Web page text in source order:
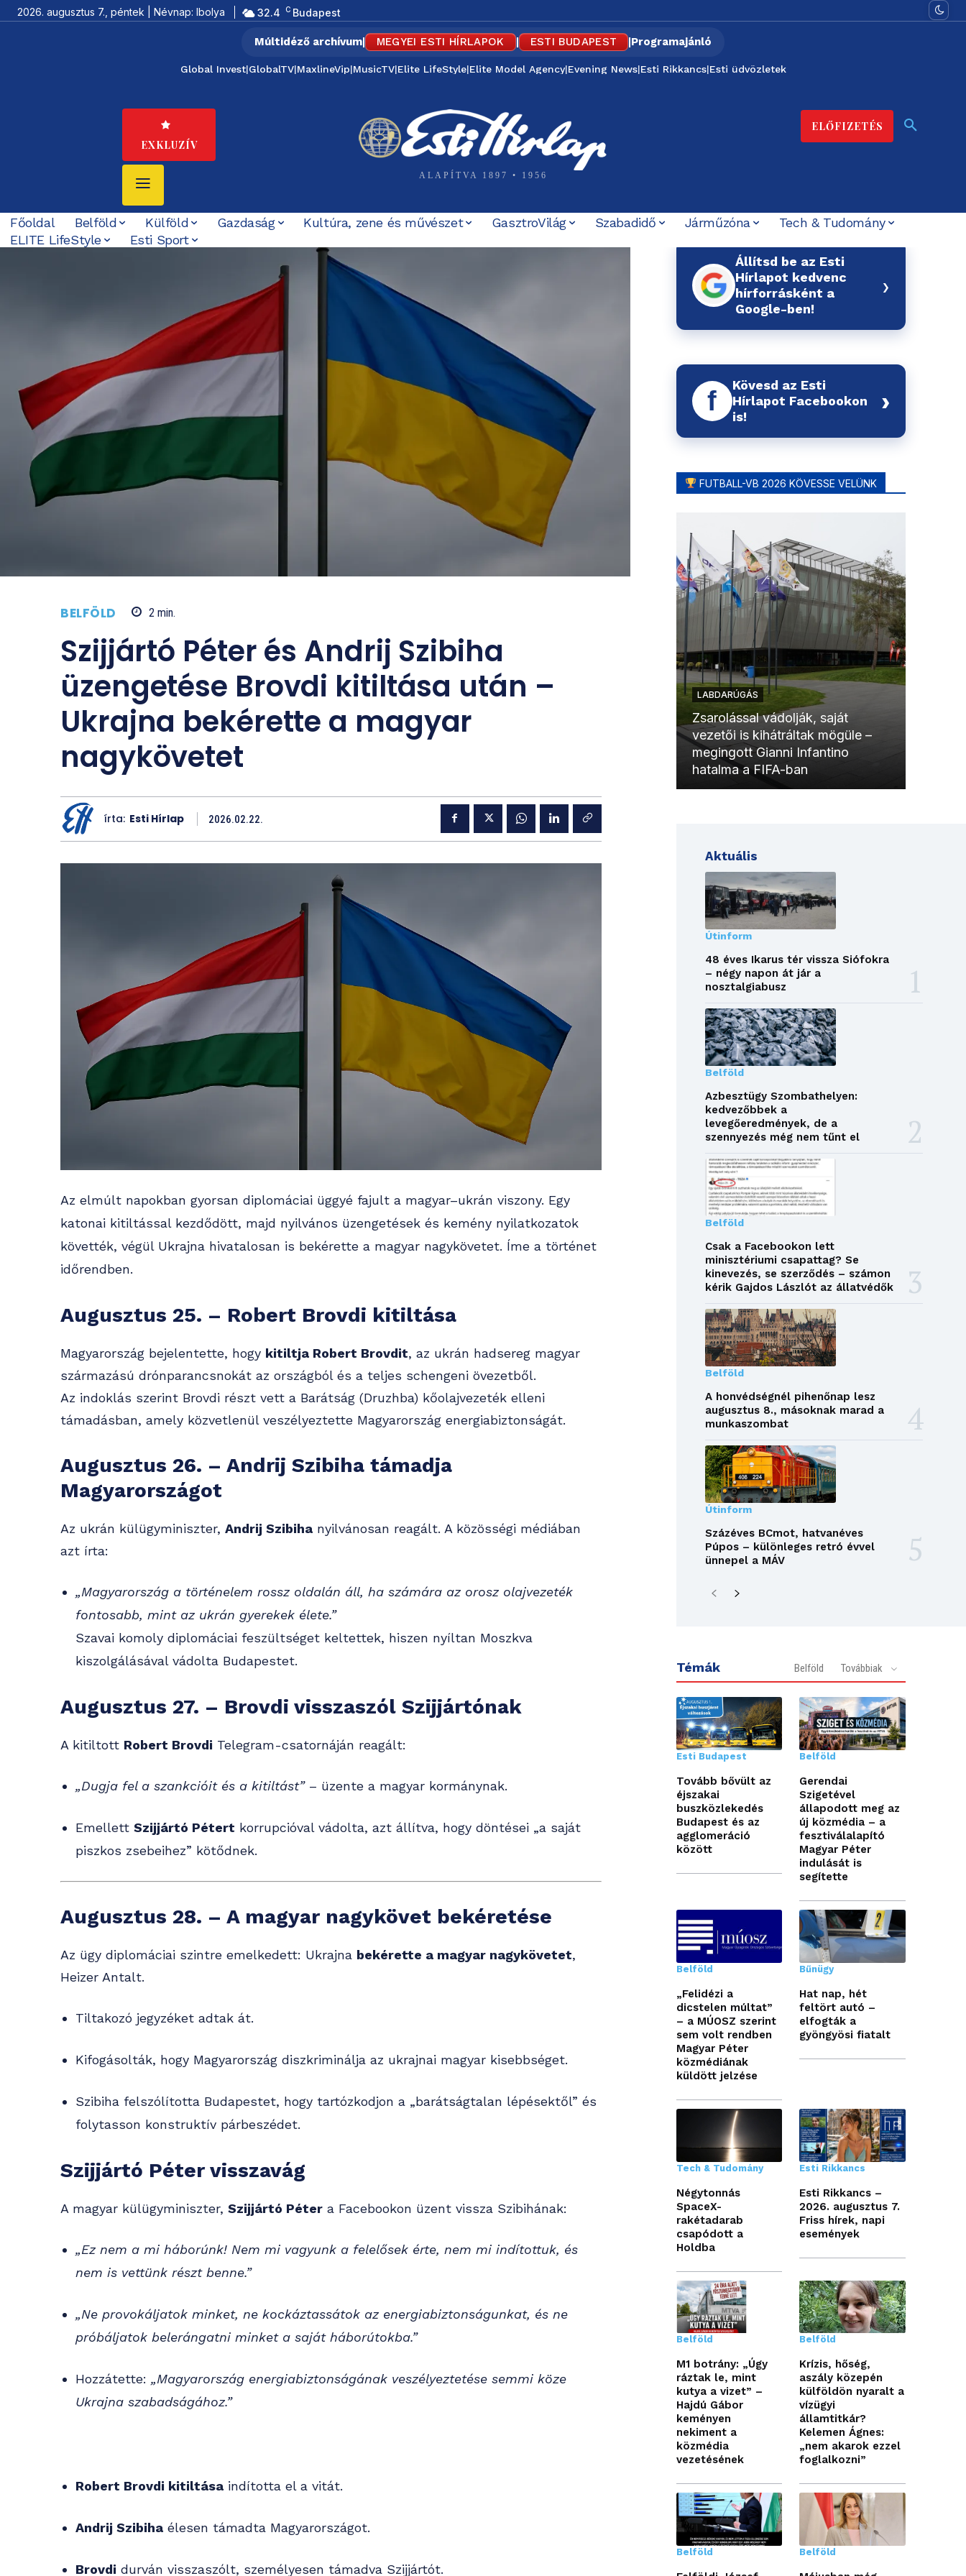
2026. augusztus 7., péntek | Névnap: Ibolya 32.4 C Budapest
Múltidéző archívum| MEGYEI ESTI HÍRLAPOK | ESTI BUDAPEST |Programajánló
Global Invest|GlobalTV|MaxlineVip|MusicTV|Elite LifeStyle|Elite Model Agency|Evening News|Esti Rikkancs|Esti üdvözletek
EXKLUZÍV
ALAPÍTVA 1897 • 1956
ELŐFIZETÉS
Főoldal Belföld Külföld Gazdaság Kultúra, zene és művészet GasztroVilág Szabadidő Járműzóna
Tech & Tudomány
ELITE LifeStyle
Esti Sport
BELFÖLD 2 min.
Szijjártó Péter és Andrij Szibiha
üzengetése Brovdi kitiltása után –
Ukrajna bekérette a magyar
nagykövetet
írta: Esti Hírlap 2026.02.22.
Az elmúlt napokban gyorsan diplomáciai üggyé fajult a magyar–ukrán viszony. Egy
katonai kitiltással kezdődött, majd nyilvános üzengetések és kemény nyilatkozatok
követték, végül Ukrajna hivatalosan is bekérette a magyar nagykövetet. Íme a történet
időrendben.
Augusztus 25. – Robert Brovdi kitiltása
Magyarország bejelentette, hogy kitiltja Robert Brovdit, az ukrán hadsereg magyar
származású drónparancsnokát az országból és a teljes schengeni övezetből.
Az indoklás szerint Brovdi részt vett a Barátság (Druzhba) kőolajvezeték elleni
támadásban, amely közvetlenül veszélyeztette Magyarország energiabiztonságát.
Augusztus 26. – Andrij Szibiha támadja
Magyarországot
Az ukrán külügyminiszter, Andrij Szibiha nyilvánosan reagált. A közösségi médiában
azt írta:
„Magyarország a történelem rossz oldalán áll, ha számára az orosz olajvezeték
fontosabb, mint az ukrán gyerekek élete.”
Szavai komoly diplomáciai feszültséget keltettek, hiszen nyíltan Moszkva
kiszolgálásával vádolta Budapestet.
Augusztus 27. – Brovdi visszaszól Szijjártónak
A kitiltott Robert Brovdi Telegram-csatornáján reagált:
„Dugja fel a szankcióit és a kitiltást”– üzente a magyar kormánynak.
Emellett Szijjártó Pétert korrupcióval vádolta, azt állítva, hogy döntései „a saját
piszkos zsebeihez” kötődnek.
Augusztus 28. – A magyar nagykövet bekéretése
Az ügy diplomáciai szintre emelkedett: Ukrajna bekérette a magyar nagykövetet,
Heizer Antalt.
Tiltakozó jegyzéket adtak át.
Kifogásolták, hogy Magyarország diszkriminálja az ukrajnai magyar kisebbséget.
Szibiha felszólította Budapestet, hogy tartózkodjon a „barátságtalan lépésektől” és
folytasson konstruktív párbeszédet.
Szijjártó Péter visszavág
A magyar külügyminiszter, Szijjártó Péter a Facebookon üzent vissza Szibihának:
„Ez nem a mi háborúnk! Nem mi vagyunk a felelősek érte, nem mi indítottuk, és
nem is vettünk részt benne.”
„Ne provokáljatok minket, ne kockáztassátok az energiabiztonságunkat, és ne
próbáljatok belerángatni minket a saját háborútokba.”
Hozzátette: „Magyarország energiabiztonságának veszélyeztetése semmi köze
Ukrajna szabadságához.”
Robert Brovdi kitiltása indította el a vitát.
Andrij Szibiha élesen támadta Magyarországot.
Brovdi durván visszaszólt, személyesen támadva Szijjártót.
Állítsd be az Esti
Hírlapot kedvenc
hírforrásként a
Google-ben!
›
f
Kövesd az Esti
Hírlapot Facebookon
is!
›
FUTBALL-VB 2026 KÖVESSE VELÜNK
LABDARÚGÁS
Zsarolással vádolják, saját
vezetői is kihátráltak mögüle –
megingott Gianni Infantino
hatalma a FIFA-ban
Aktuális
Útinform
48 éves Ikarus tér vissza Siófokra
– négy napon át jár a
nosztalgiabusz
Belföld
Azbesztügy Szombathelyen:
kedvezőbbek a
levegőeredmények, de a
szennyezés még nem tűnt el
Belföld
Csak a Facebookon lett
minisztériumi csapattag? Se
kinevezés, se szerződés – számon
kérik Gajdos Lászlót az állatvédők
Belföld
A honvédségnél pihenőnap lesz
augusztus 8., másoknak marad a
munkaszombat
Útinform
Százéves BCmot, hatvanéves
Púpos – különleges retró évvel
ünnepel a MÁV
Témák Belföld Továbbiak
Esti Budapest
Tovább bővült az
éjszakai
buszközlekedés
Budapest és az
agglomeráció
között
Belföld
Gerendai
Szigetével
állapodott meg az
új közmédia – a
fesztiválalapító
Magyar Péter
indulását is
segítette
Belföld
„Felidézi a
dicstelen múltat”
– a MÚOSZ szerint
sem volt rendben
Magyar Péter
közmédiának
küldött jelzése
Bűnügy
Hat nap, hét
feltört autó –
elfogták a
gyöngyösi fiatalt
Tech & Tudomány
Négytonnás
SpaceX-
rakétadarab
csapódott a
Holdba
Esti Rikkancs
Esti Rikkancs –
2026. augusztus 7.
Friss hírek, napi
események
Belföld
M1 botrány: „Úgy
ráztak le, mint
kutya a vizet” –
Hajdú Gábor
keményen
nekiment a
közmédia
vezetésének
Belföld
Krízis, hőség,
aszály közepén
külföldön nyaralt a
vízügyi
államtitkár?
Kelemen Ágnes:
„nem akarok ezzel
foglalkozni”
Belföld Belföld